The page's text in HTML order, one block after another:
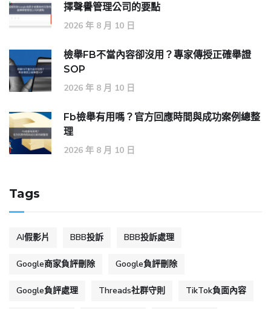
擇聲譽管理公司的要點
2026 年 8 月 10 日
檢舉FB不當內容卻沒用？專家傳授正確舉證
SOP
2026 年 8 月 10 日
Fb檢舉有用嗎？官方回應時間與成功案例總整
理
2026 年 8 月 10 日
Tags
AI假影片 BBB投訴 BBB投訴處理
Google商家負評刪除 Google負評刪除
Google負評處理 Threads社群守則 TikTok負面內容